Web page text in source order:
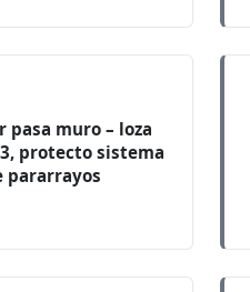
pasa muro – loza
protecto sistema
pararrayos